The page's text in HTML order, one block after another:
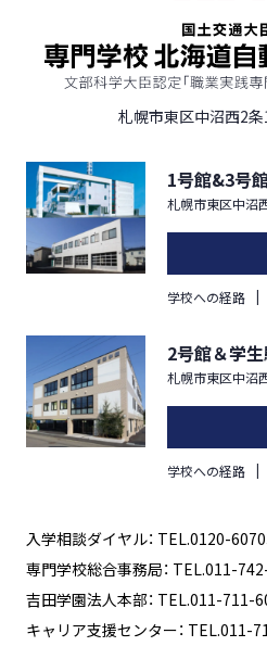
札幌市東区中沼西2
1号館&3号
札幌市東区中沼
学校への経路
2号館＆学
札幌市東区中沼
学校への経路
入学相談ダイヤル： TEL.0120-
専門学校総合事務局： TEL.011-
吉田学園法人本部： TEL.011-711-
キャリア支援センター： TEL.011-